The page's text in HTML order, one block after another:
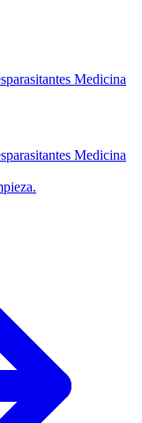
Medicina
Medicina